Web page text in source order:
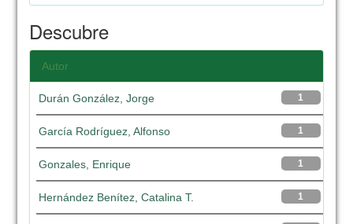
Descubre
Autor
1
Durán González, Jorge
1
García Rodríguez, Alfonso
1
Gonzales, Enrique
1
Hernández Benítez, Catalina T.